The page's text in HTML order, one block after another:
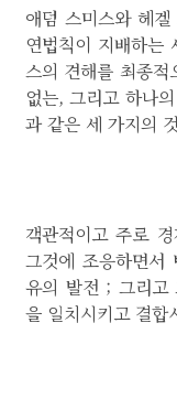
애덤 스미스와 헤
연법칙이 지배하
스의 견해를 최종
없는, 그리고 하나
과 같은 세 가지의
객관적이고 주로
그것에 조응하면서
유의 발전 ; 그리고
을 일치시키고 결합